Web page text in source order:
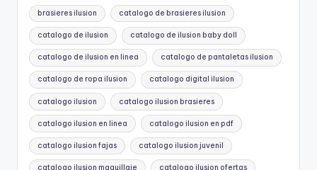
brasieres ilusion catalogo de brasieres ilusion
catalogo de ilusion catalogo de ilusion baby doll
catalogo de ilusion en linea catalogo de pantaletas ilusion
catalogo de ropa ilusion catalogo digital ilusion
catalogo ilusion catalogo ilusion brasieres
catalogo ilusion en linea catalogo ilusion en pdf
catalogo ilusion fajas catalogo ilusion juvenil
catalogo ilusion maquillaje catalogo ilusion ofertas